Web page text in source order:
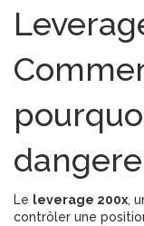
Le leverage 200x,
contrôler une